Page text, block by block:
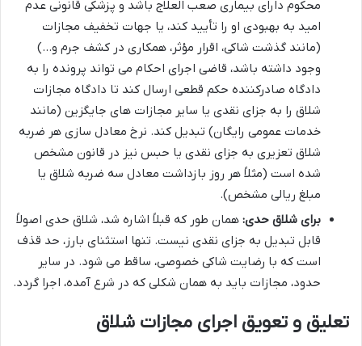
محکوم دارای بیماری صعب العلاج باشد و پزشکی قانونی عدم
امید به بهبودی او را تأیید کند، یا جهات تخفیف مجازات
(مانند گذشت شاکی، اقرار مؤثر، همکاری در کشف جرم و…)
وجود داشته باشد، قاضی اجرای احکام می تواند پرونده را به
دادگاه صادرکننده حکم قطعی ارسال کند تا دادگاه مجازات
شلاق را به جزای نقدی یا سایر مجازات های جایگزین (مانند
خدمات عمومی رایگان) تبدیل کند. نرخ معادل سازی هر ضربه
شلاق تعزیری به جزای نقدی یا حبس نیز در قانون مشخص
شده است (مثلاً هر روز بازداشت معادل سه ضربه شلاق یا
مبلغ ریالی مشخص).
برای شلاق حدی: همان طور که قبلاً اشاره شد، شلاق حدی اصولاً
قابل تبدیل به جزای نقدی نیست. تنها استثنای بارز، حد قذف
است که با رضایت شاکی خصوصی، ساقط می شود. در سایر
حدود، مجازات باید به همان شکلی که در شرع آمده، اجرا گردد.
تعلیق و تعویق اجرای مجازات شلاق